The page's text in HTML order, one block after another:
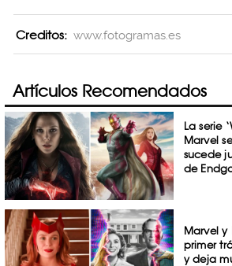
Creditos: www.fotogramas.es
Artículos Recomendados
La serie
Marvel
sucede
de
Marvel y
primer
y deja